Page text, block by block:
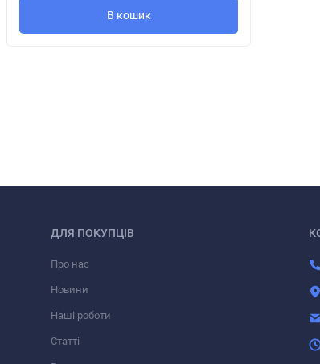
В кошик
ДЛЯ ПОКУПЦІВ
Про нас
Новини
Наші роботи
Статті